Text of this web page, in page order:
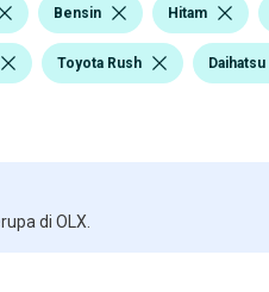
Bensin Hitam
Toyota Rush Daihatsu
di OLX.